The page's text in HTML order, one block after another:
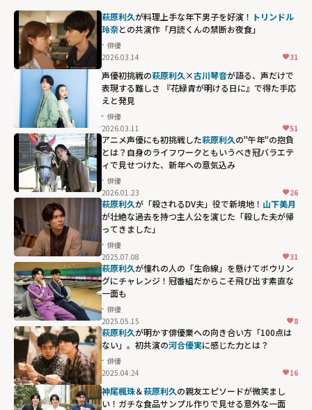
萩原利久が料理上手な年下男子を好演！ トリンドル
玲奈との共演作「月読くんの禁断お夜食」
俳優
2026.03.14
31
声優初挑戦の萩原利久×古川琴音が語る、声だけで
表現する難しさ 『花緑青が明ける日に』で得た手応
えと発見
俳優
2026.03.11
51
アニメ声優にも初挑戦した萩原利久の"午年"の抱負
とは？自身のライフワークともいうべき冠バラエテ
ィで見せつけた、新年への意気込み
俳優
2026.01.23
26
萩原利久が「殺されるDV夫」役で新境地！ 山下美月
が壮絶な過去を持つ主人公を演じた「殺した夫が帰
ってきました」
俳優
2025.07.08
31
萩原利久が憧れの人の「生命線」を懸けてボウリン
グにチャレンジ！冠番組だからこそ飛び出す素直な
一面も
俳優
2025.05.15
8
萩原利久が明かす俳優業への向き合い方「100点は
ない」。初共演の河合優実に感じた力とは？
俳優
2025.04.24
16
神尾楓珠＆萩原利久の親友エピソードが微笑まし
い！ガチな食品サンプル作りで見せる意外な一面